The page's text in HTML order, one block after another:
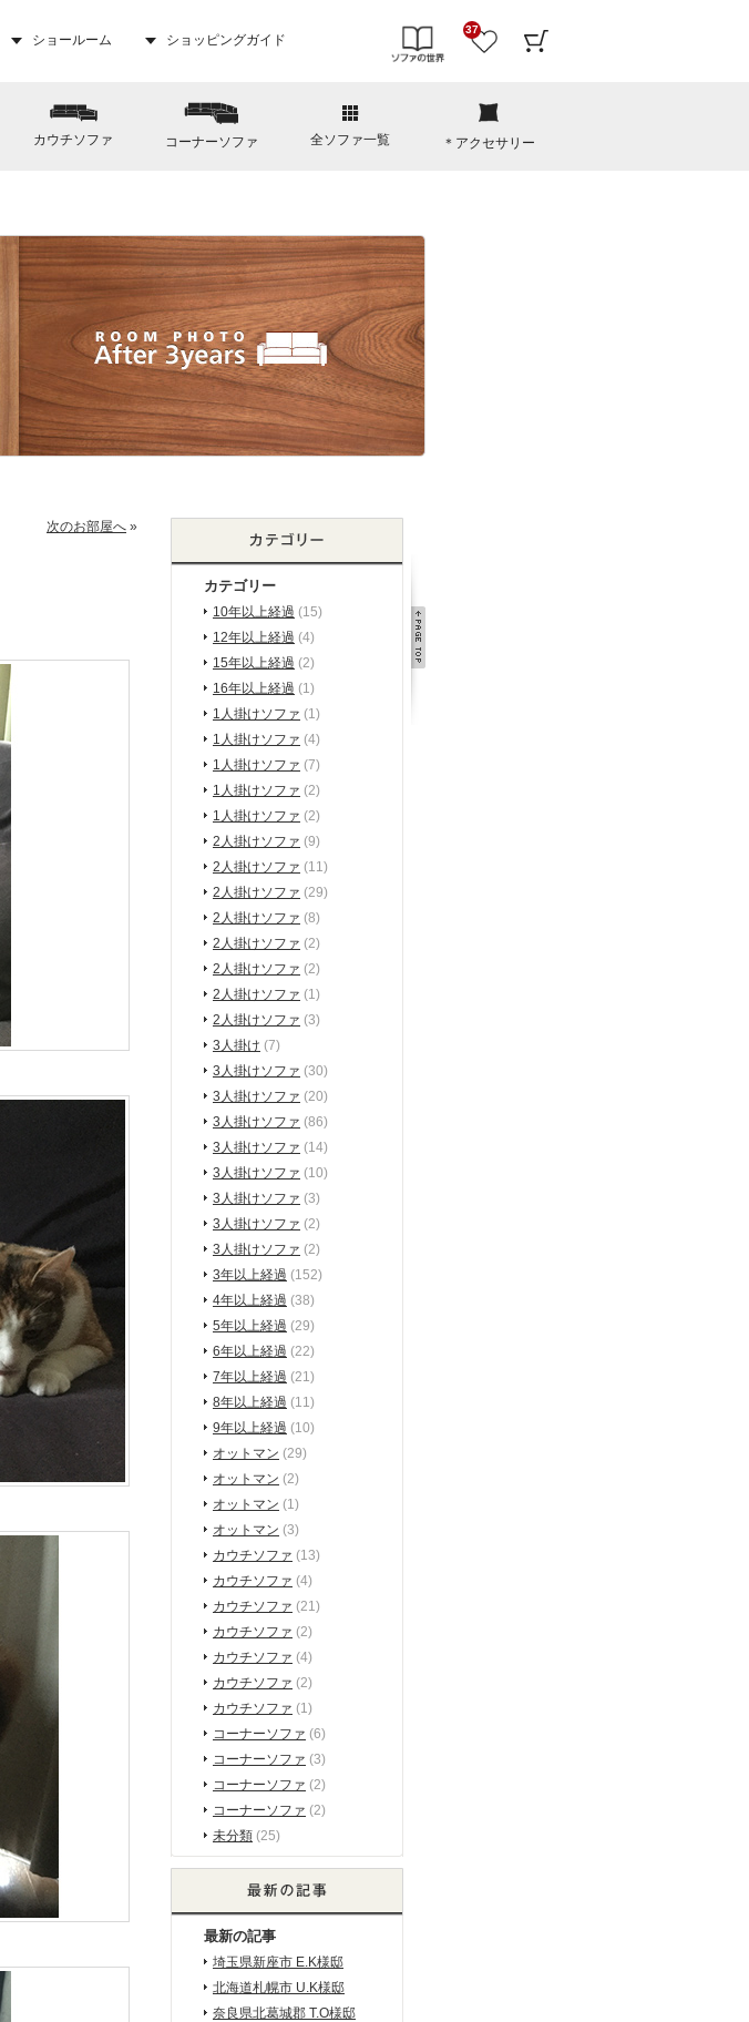
ショールーム ショッピングガイド
37
カウチソファ コーナーソファ 全ソファ一覧 ＊アクセサリー
次のお部屋へ »
カテゴリー
10年以上経過 (15)
12年以上経過 (4)
15年以上経過 (2)
16年以上経過 (1)
1人掛けソファ (1)
1人掛けソファ (4)
1人掛けソファ (7)
1人掛けソファ (2)
1人掛けソファ (2)
2人掛けソファ (9)
2人掛けソファ (11)
2人掛けソファ (29)
2人掛けソファ (8)
2人掛けソファ (2)
2人掛けソファ (2)
2人掛けソファ (1)
2人掛けソファ (3)
3人掛け (7)
3人掛けソファ (30)
3人掛けソファ (20)
3人掛けソファ (86)
3人掛けソファ (14)
3人掛けソファ (10)
3人掛けソファ (3)
3人掛けソファ (2)
3人掛けソファ (2)
3年以上経過 (152)
4年以上経過 (38)
5年以上経過 (29)
6年以上経過 (22)
7年以上経過 (21)
8年以上経過 (11)
9年以上経過 (10)
オットマン (29)
オットマン (2)
オットマン (1)
オットマン (3)
カウチソファ (13)
カウチソファ (4)
カウチソファ (21)
カウチソファ (2)
カウチソファ (4)
カウチソファ (2)
カウチソファ (1)
コーナーソファ (6)
コーナーソファ (3)
コーナーソファ (2)
コーナーソファ (2)
未分類 (25)
最新の記事
埼玉県新座市 E.K様邸
北海道札幌市 U.K様邸
奈良県北葛城郡 T.O様邸